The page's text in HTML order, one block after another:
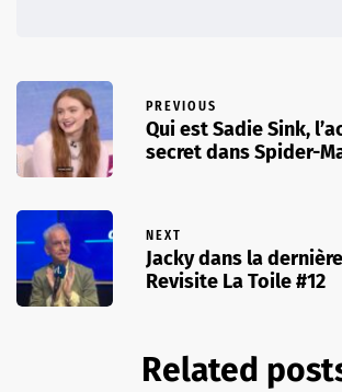
PREVIOUS
Qui est Sadie Sink,
secret dans Spider-
NEXT
Jacky dans la dernière
Revisite La Toile #12
Related